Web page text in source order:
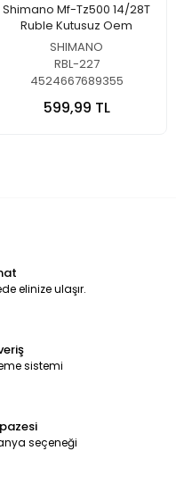
Shimano Mf-Tz500 14/28T
Ruble Kutusuz Oem
SHIMANO
RBL-227
4524667689355
599,99 TL
elinize ulaşır.
sistemi
seçeneği